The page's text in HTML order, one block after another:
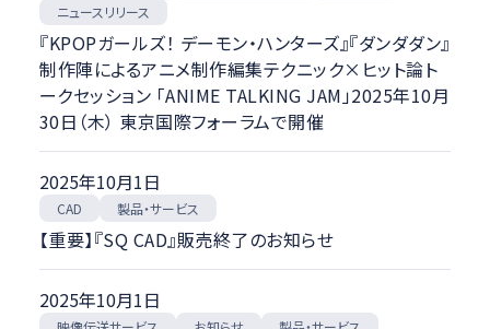
ニュースリリース
『KPOPガールズ！ デーモン・ハンターズ』『ダンダダン』
制作陣によるアニメ制作編集テクニック×ヒット論ト
ークセッション 「ANIME TALKING JAM」2025年10月
30日（木） 東京国際フォーラムで開催
2025年10月1日
CAD 製品・サービス
【重要】『SQ CAD』販売終了のお知らせ
2025年10月1日